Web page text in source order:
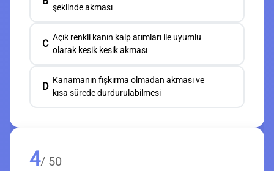
şeklinde akması
C
Açık renkli kanın kalp atımları ile uyumlu
olarak kesik kesik akması
D
Kanamanın fışkırma olmadan akması ve
kısa sürede durdurulabilmesi
4/ 50